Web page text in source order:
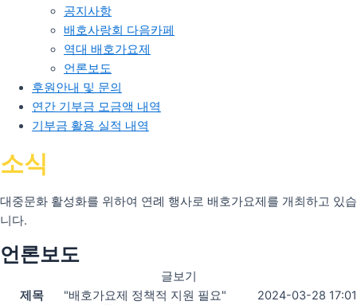
공지사항
배호사랑회 다음카페
역대 배호가요제
언론보도
후원안내 및 문의
연간 기부금 모금액 내역
기부금 활용 실적 내역
소식
대중문화 활성화를 위하여 연례 행사로 배호가요제를 개최하고 있습
니다.
언론보도
글보기
제목
"배호가요제 정책적 지원 필요"
2024-03-28 17:01